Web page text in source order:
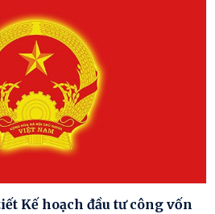
Kế hoạch đầu tư công vốn